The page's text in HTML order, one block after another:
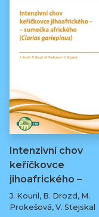
Intenzivní chov
keříčkovce
jihoafrického –
sumečka…
J. Kouril, B. Drozd, M.
Prokešová, V. Stejskal